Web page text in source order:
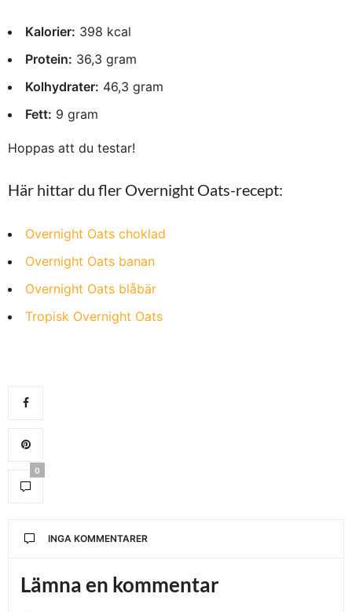
Kalorier: 398 kcal
Protein: 36,3 gram
Kolhydrater: 46,3 gram
Fett: 9 gram
Hoppas att du testar!
Här hittar du fler Overnight Oats-recept:
Overnight Oats choklad
Overnight Oats banan
Overnight Oats blåbär
Tropisk Overnight Oats
0
INGA KOMMENTARER
Lämna en kommentar